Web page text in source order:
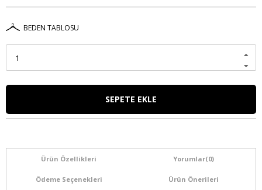
BEDEN TABLOSU
Ürün Özellikleri Yorumlar(0)
Ödeme Seçenekleri Ürün Önerileri